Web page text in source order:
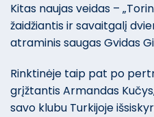
Kitas naujas veidas –
žaidžiantis ir savaitgalį
atraminis saugas Gvidas
Rinktinėje taip pat po
grįžtantis Armandas
savo klubu Turkijoje